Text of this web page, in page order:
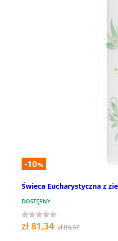
-10%
Świeca Eucharystyczna z
DOSTĘPNY
zł 81,34 zł 89,97